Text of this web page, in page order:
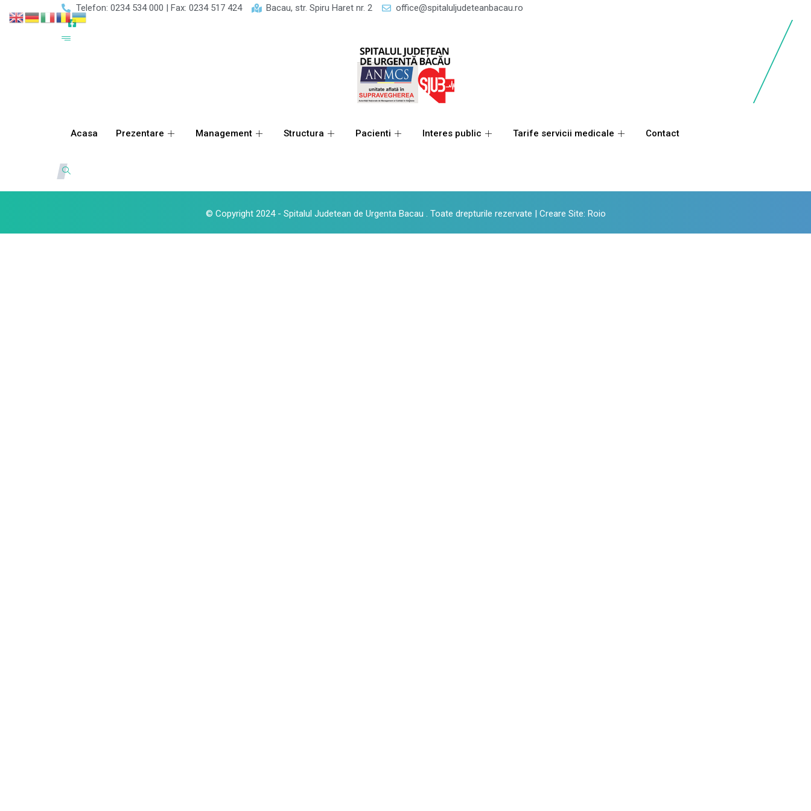
Telefon: 0234 534 000 | Fax: 0234 517 424 Bacau, str. Spiru Haret nr. 2 office@spitaluljudeteanbacau.ro
Acasa Prezentare Management Structura Pacienti Interes public Tarife servicii medicale Contact
© Copyright 2024 - Spitalul Judetean de Urgenta Bacau . Toate drepturile rezervate | Creare Site: Roio